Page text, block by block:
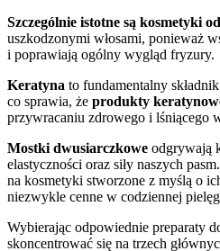
Szczególnie istotne są kosmetyki
uszkodzonymi włosami, ponieważ
i poprawiają ogólny wygląd fryzury.
Keratyna to fundamentalny
co sprawia, że produkty
przywracaniu zdrowego i lśniącego
Mostki dwusiarczkowe odgrywają
elastyczności oraz siły naszych
na kosmetyki stworzone z myślą o
niezwykle cenne w codziennej
Wybierając odpowiednie preparaty
skoncentrować się na trzech